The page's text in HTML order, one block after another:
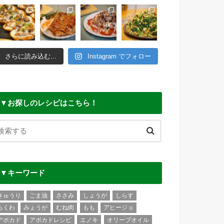
さらに読み込む... Instagram でフォロー
▼お探しのレシピはこちら！
▼キーワード
ゅうり ごま油 ささみ しょうが
しらす
くわ
みょうが むね肉 もも
アヒージョ
ボカド
アボカドレシピ エノキ オリーブオイル